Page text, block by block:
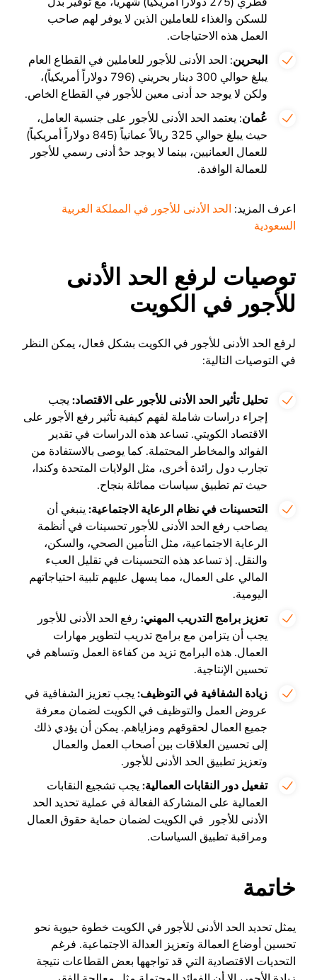
للسكن والغذاء للعاملين الذين لا يوفر لهم صاحب
العمل هذه الاحتياجات​.
البحرين: الحد الأدنى للأجور للعاملين في القطاع العام
يبلغ حوالي 300 دينار بحريني (796 دولاراً أمريكياً)،
ولكن لا يوجد حد أدنى معين للأجور في القطاع الخاص​.
عُمان: يعتمد الحد الأدنى للأجور على جنسية العامل،
حيث يبلغ حوالي 325 ريالاً عمانياً (845 دولاراً أمريكياً)
للعمال العمانيين، بينما لا يوجد حدٌ أدنى رسمي للأجور
للعمالة الوافدة​.
اعرف المزيد: الحد الأدنى للأجور في المملكة العربية
السعودية
توصيات لرفع الحد الأدنى
للأجور في الكويت
لرفع الحد الأدنى للأجور في الكويت بشكل فعال، يمكن النظر
في التوصيات التالية:
تحليل تأثير الحد الأدنى للأجور على الاقتصاد:يجب
إجراء دراسات شاملة لفهم كيفية تأثير رفع الأجور على
الاقتصاد الكويتي. تساعد هذه الدراسات في تقدير
الفوائد والمخاطر المحتملة. كما يوصى بالاستفادة من
تجارب دول رائدة أخرى، مثل الولايات المتحدة وكندا،
حيث تم تطبيق سياسات مماثلة بنجاح.
التحسينات في نظام الرعاية الاجتماعية:ينبغي أن
يصاحب رفع الحد الأدنى للأجور تحسينات في أنظمة
الرعاية الاجتماعية، مثل التأمين الصحي، والسكن،
والنقل. إذ تساعد هذه التحسينات في تقليل العبء
المالي على العمال، مما يسهل عليهم تلبية احتياجاتهم
اليومية.
تعزيز برامج التدريب المهني: رفع الحد الأدنى للأجور
يجب أن يتزامن مع برامج تدريب لتطوير مهارات
العمال. هذه البرامج تزيد من كفاءة العمل وتساهم في
تحسين الإنتاجية.
زيادة الشفافية في التوظيف:يجب تعزيز الشفافية في
عروض العمل والتوظيف في الكويت لضمان معرفة
جميع العمال لحقوقهم ومزاياهم. يمكن أن يؤدي ذلك
إلى تحسين العلاقات بين أصحاب العمل والعمال
وتعزيز تطبيق الحد الأدنى للأجور.
تفعيل دور النقابات العمالية:يجب تشجيع النقابات
العمالية على المشاركة الفعالة في عملية تحديد الحد
الأدنى للأجور في الكويت لضمان حماية حقوق العمال
ومراقبة تطبيق السياسات.
خاتمة
يمثل تحديد الحد الأدنى للأجور في الكويت خطوة حيوية نحو
تحسين أوضاع العمالة وتعزيز العدالة الاجتماعية. فرغم
التحديات الاقتصادية التي قد تواجهها بعض القطاعات نتيجة